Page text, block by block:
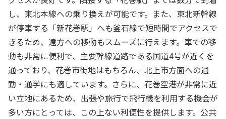
し、東北本線への乗り換えが可能です。また、東北新幹線
が停車する「新花巻駅」へも釜石線で短時間でアクセスで
きるため、遠方への移動もスムーズに行えます。車での移
動も非常に便利で、主要幹線道路である国道4号が近くを
通っており、花巻市街地はもちろん、北上市方面への通
勤・通学にも適しています。さらに、花巻空港が非常に近
い立地にあるため、出張や旅行で飛行機を利用する機会が
多い方にとっては、この上ない利便性を提供します。公共